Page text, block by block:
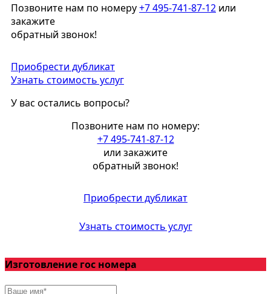
Позвоните нам по номеру+7 495-741-87-12 или
закажите
обратный звонок!
Приобрести дубликат
Узнать стоимость услуг
У вас остались вопросы?
Позвоните нам по номеру:
+7 495-741-87-12
или закажите
обратный звонок!
Приобрести дубликат
Узнать стоимость услуг
Изготовление гос номера